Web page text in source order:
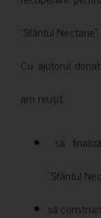
”Sfântul Nectarie”.
Cu ajutorul
am reușit:
să
”Sfântul
să